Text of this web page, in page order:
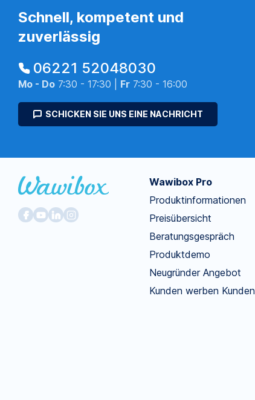
Schnell, kompetent und
zuverlässig
06221 52048030
Mo - Do 7:30 - 17:30 | Fr 7:30 - 16:00
SCHICKEN SIE UNS EINE NACHRICHT
Wawibox Pro
Produktinformationen
Preisübersicht
Beratungsgespräch
Produktdemo
Neugründer Angebot
Kunden werben Kunden